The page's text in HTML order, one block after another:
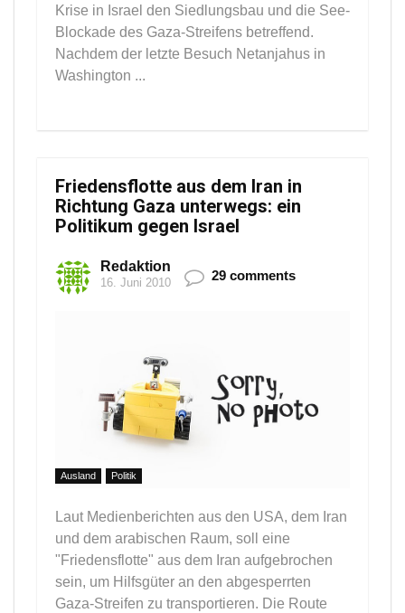
Krise in Israel den Siedlungsbau und die See-
Blockade des Gaza-Streifens betreffend.
Nachdem der letzte Besuch Netanjahus in
Washington ...
Friedensflotte aus dem Iran in
Richtung Gaza unterwegs: ein
Politikum gegen Israel
Redaktion
16. Juni 2010 29 comments
Ausland Politik
Laut Medienberichten aus den USA, dem Iran
und dem arabischen Raum, soll eine
"Friedensflotte" aus dem Iran aufgebrochen
sein, um Hilfsgüter an den abgesperrten
Gaza-Streifen zu transportieren. Die Route